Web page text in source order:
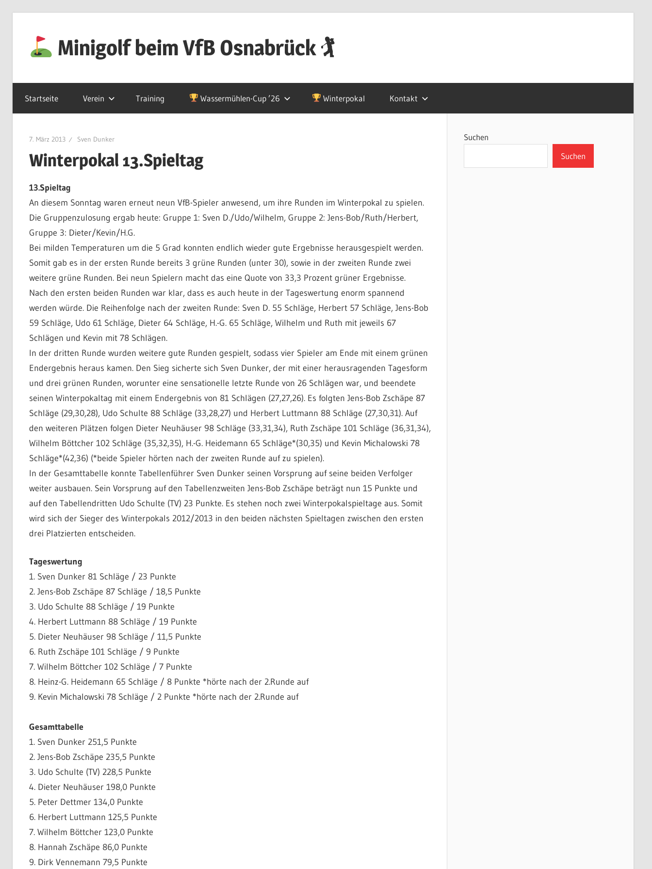
springen
Minigolf beim VfB Osnabrück 🏌
Startseite Verein Training Wassermühlen-Cup ’26 Winterpokal Kontakt
7. März 2013 Sven Dunker
Winterpokal 13.Spieltag
13.Spieltag
An diesem Sonntag waren erneut neun VfB-Spieler anwesend, um ihre Runden im Winterpokal zu spielen.
Die Gruppenzulosung ergab heute: Gruppe 1: Sven D./Udo/Wilhelm, Gruppe 2: Jens-Bob/Ruth/Herbert,
Gruppe 3: Dieter/Kevin/H.G.
Bei milden Temperaturen um die 5 Grad konnten endlich wieder gute Ergebnisse herausgespielt werden.
Somit gab es in der ersten Runde bereits 3 grüne Runden (unter 30), sowie in der zweiten Runde zwei
weitere grüne Runden. Bei neun Spielern macht das eine Quote von 33,3 Prozent grüner Ergebnisse.
Nach den ersten beiden Runden war klar, dass es auch heute in der Tageswertung enorm spannend
werden würde. Die Reihenfolge nach der zweiten Runde: Sven D. 55 Schläge, Herbert 57 Schläge, Jens-Bob
59 Schläge, Udo 61 Schläge, Dieter 64 Schläge, H.-G. 65 Schläge, Wilhelm und Ruth mit jeweils 67
Schlägen und Kevin mit 78 Schlägen.
In der dritten Runde wurden weitere gute Runden gespielt, sodass vier Spieler am Ende mit einem grünen
Endergebnis heraus kamen. Den Sieg sicherte sich Sven Dunker, der mit einer herausragenden Tagesform
und drei grünen Runden, worunter eine sensationelle letzte Runde von 26 Schlägen war, und beendete
seinen Winterpokaltag mit einem Endergebnis von 81 Schlägen (27,27,26). Es folgten Jens-Bob Zschäpe 87
Schläge (29,30,28), Udo Schulte 88 Schläge (33,28,27) und Herbert Luttmann 88 Schläge (27,30,31). Auf
den weiteren Plätzen folgen Dieter Neuhäuser 98 Schläge (33,31,34), Ruth Zschäpe 101 Schläge (36,31,34),
Wilhelm Böttcher 102 Schläge (35,32,35), H.-G. Heidemann 65 Schläge*(30,35) und Kevin Michalowski 78
Schläge*(42,36) (*beide Spieler hörten nach der zweiten Runde auf zu spielen).
In der Gesamttabelle konnte Tabellenführer Sven Dunker seinen Vorsprung auf seine beiden Verfolger
weiter ausbauen. Sein Vorsprung auf den Tabellenzweiten Jens-Bob Zschäpe beträgt nun 15 Punkte und
auf den Tabellendritten Udo Schulte (TV) 23 Punkte. Es stehen noch zwei Winterpokalspieltage aus. Somit
wird sich der Sieger des Winterpokals 2012/2013 in den beiden nächsten Spieltagen zwischen den ersten
drei Platzierten entscheiden.
Tageswertung
1. Sven Dunker 81 Schläge / 23 Punkte
2. Jens-Bob Zschäpe 87 Schläge / 18,5 Punkte
3. Udo Schulte 88 Schläge / 19 Punkte
4. Herbert Luttmann 88 Schläge / 19 Punkte
5. Dieter Neuhäuser 98 Schläge / 11,5 Punkte
6. Ruth Zschäpe 101 Schläge / 9 Punkte
7. Wilhelm Böttcher 102 Schläge / 7 Punkte
8. Heinz-G. Heidemann 65 Schläge / 8 Punkte *hörte nach der 2.Runde auf
9. Kevin Michalowski 78 Schläge / 2 Punkte *hörte nach der 2.Runde auf
Gesamttabelle
1. Sven Dunker 251,5 Punkte
2. Jens-Bob Zschäpe 235,5 Punkte
3. Udo Schulte (TV) 228,5 Punkte
4. Dieter Neuhäuser 198,0 Punkte
5. Peter Dettmer 134,0 Punkte
6. Herbert Luttmann 125,5 Punkte
7. Wilhelm Böttcher 123,0 Punkte
8. Hannah Zschäpe 86,0 Punkte
9. Dirk Vennemann 79,5 Punkte
Suchen
Suchen